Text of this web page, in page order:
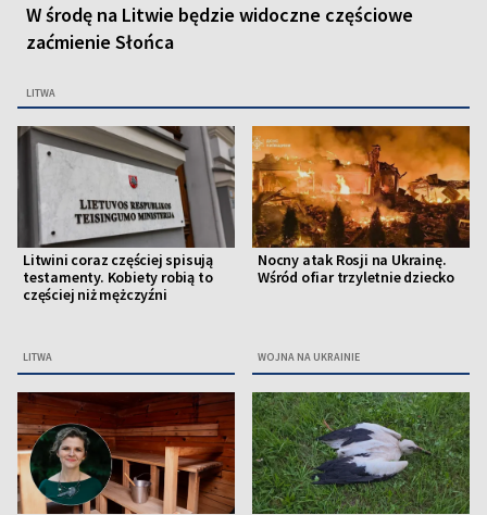
W środę na Litwie będzie widoczne częściowe
zaćmienie Słońca
LITWA
Litwini coraz częściej spisują
testamenty. Kobiety robią to
częściej niż mężczyźni
LITWA
Nocny atak Rosji na Ukrainę.
Wśród ofiar trzyletnie dziecko
WOJNA NA UKRAINIE